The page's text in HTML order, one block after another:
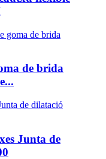
de brida
Junta de